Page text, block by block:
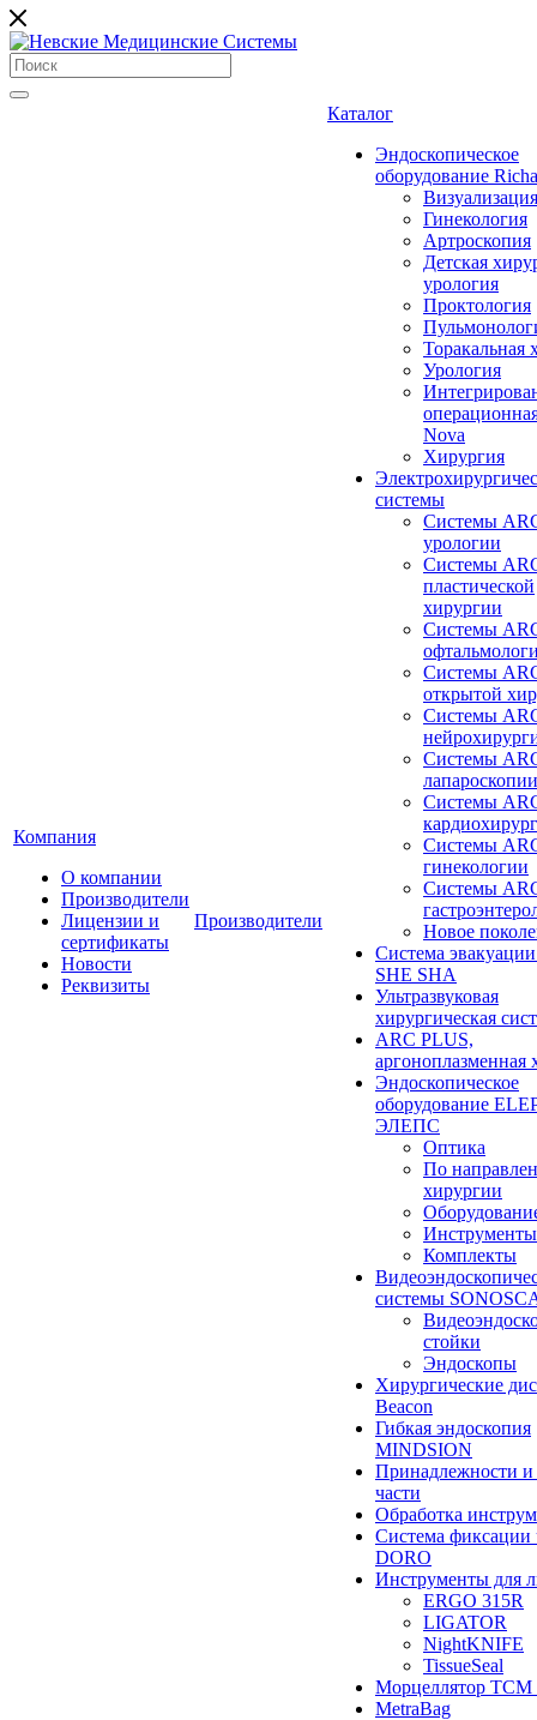
Компания
О компании
Производители
Лицензии и
сертификаты
Новости
Реквизиты
Производители
Каталог
Эндоскопическое
оборудование
Визуализация
Гинекология
Артроскопия
Детская
урология
Проктология
Торакальная
Урология
Nova
Хирургия
системы
Системы
урологии
Системы
пластической
хирургии
Системы
Системы
открытой
Системы
Системы
лапароскопии
Системы
Системы
гинекологии
Системы
Новое
Система
SHE SHA
Ультразвуковая
хирургическая
ARC PLUS,
аргоноплазменная
Эндоскопическое
оборудование
ЭЛЕПС
Оптика
По
хирургии
Инструменты
Комплекты
системы
стойки
Эндоскопы
Хирургические
Beacon
Гибкая эндоскопия
MINDSION
Принадлежности и
части
Обработка
Система фиксации
DORO
Инструменты для
ERGO 315R
LIGATOR
NightKNIFE
TissueSeal
Морцеллятор ТСМ
MetraBag